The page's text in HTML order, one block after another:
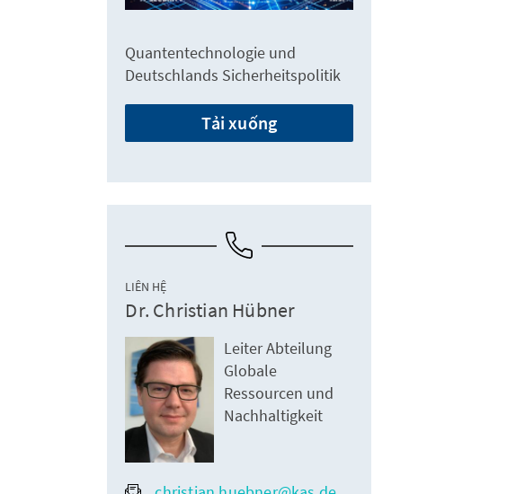
Quantentechnologie und
Deutschlands Sicherheitspolitik
Tải xuống
LIÊN HỆ
Dr. Christian Hübner
Leiter Abteilung
Globale
Ressourcen und
Nachhaltigkeit